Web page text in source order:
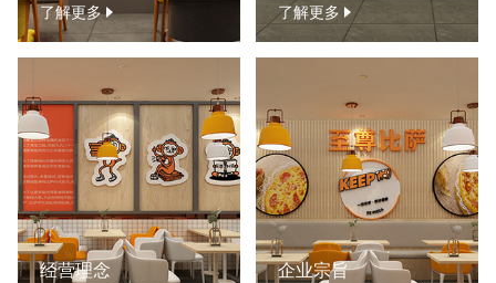
了解更多
了解更多
经营理念 企业宗旨